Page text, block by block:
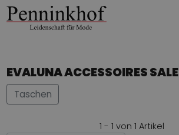
EVALUNA ACCESSOIRES SALE
Taschen
1 - 1 von 1 Artikel